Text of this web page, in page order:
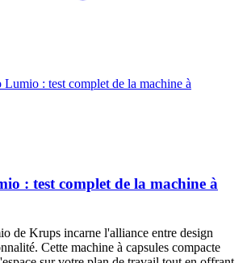
: test complet de la machine à
de Krups incarne l'alliance entre design
Cette machine à capsules compacte